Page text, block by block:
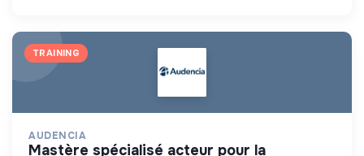
TRAINING
AUDENCIA
mastère spécialisé acteur pour la